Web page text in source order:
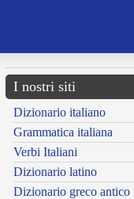
I nostri siti
Dizionario italiano
Grammatica italiana
Verbi Italiani
Dizionario latino
Dizionario greco antico